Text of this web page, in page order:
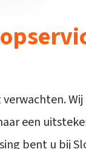
een
bent u bij